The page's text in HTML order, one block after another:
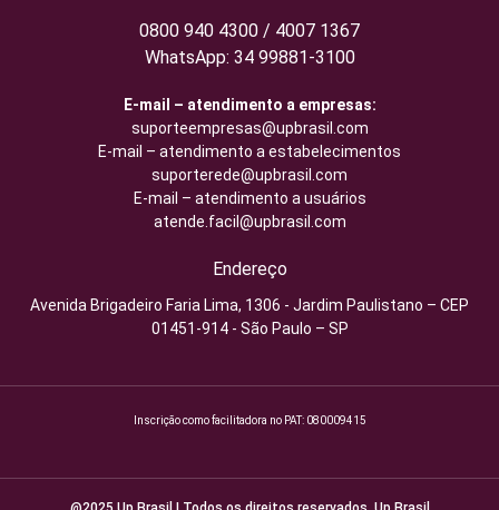
0800 940 4300 / 4007 1367
WhatsApp: 34 99881-3100
E-mail – atendimento a empresas:
suporteempresas@upbrasil.com
E-mail – atendimento a estabelecimentos
suporterede@upbrasil.com
E-mail – atendimento a usuários
atende.facil@upbrasil.com
Endereço
Avenida Brigadeiro Faria Lima, 1306 - Jardim Paulistano – CEP
01451-914 - São Paulo – SP
Inscrição como facilitadora no PAT: 080009415